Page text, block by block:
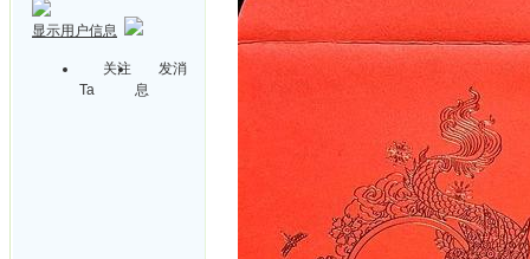
显示用户信息
关注
Ta
发消
息